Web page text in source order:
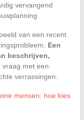
vervangend
van een recent
Een
beschrijven,
vraag met een
verrassingen.
mensen: hoe kies